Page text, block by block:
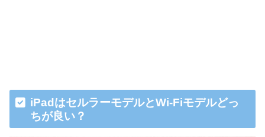
iPadはセルラーモデルとWi-Fiモデルどっ
ちが良い？